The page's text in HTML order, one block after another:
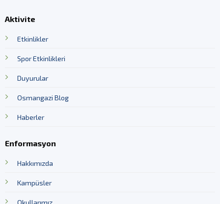
Aktivite
Etkinlikler
Spor Etkinlikleri
Duyurular
Osmangazi Blog
Haberler
Enformasyon
Hakkımızda
Kampüsler
Okullarımız